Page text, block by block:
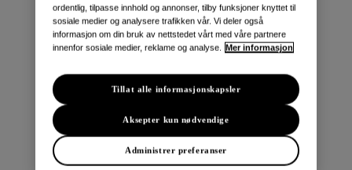
Navara
Townstar Varebil
Townstar El-Varebil
ordentlig, tilpasse innhold og annonser, tilby funksjoner knyttet til
sosiale medier og analysere trafikken vår. Vi deler også
informasjon om din bruk av nettstedet vårt med våre partnere
innenfor sosiale medier, reklame og analyse.
Mer informasjon
Administrer preferanser
Aksepter kun nødvendige
Tillat alle informasjonskapsler